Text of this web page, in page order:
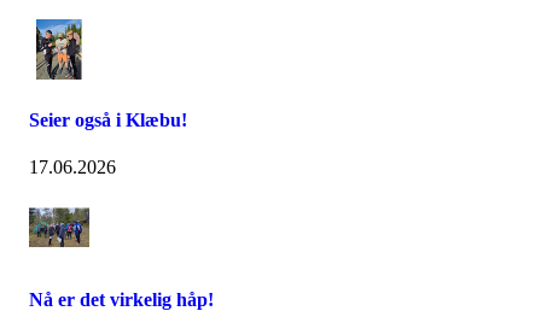
Seier også i Klæbu!
17.06.2026
Nå er det virkelig håp!